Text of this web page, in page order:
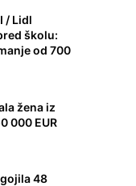
/ Lidl
školu:
od 700
žena iz
000 EUR
48